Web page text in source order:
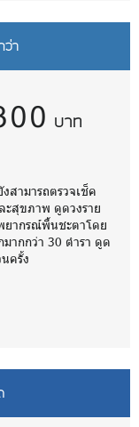
า
บาท
สามารถตรวจเช็ค
ะสุขภาพ ดูดวงราย
ยากรณ์พื้นชะตาโดย
ากกว่า 30 ตำรา ดูด
ครั้ง